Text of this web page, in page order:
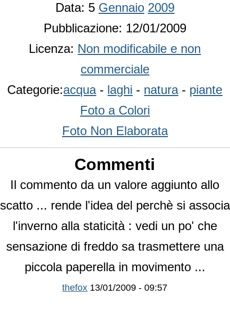
Data: 5 Gennaio 2009
Pubblicazione: 12/01/2009
Licenza: Non modificabile e non
commerciale
Categorie:acqua- laghi - natura- piante
Foto a Colori
Foto Non Elaborata
Commenti
Il commento da un valore aggiunto allo
scatto ... rende l'idea del perchè si associa
l'inverno alla staticità : vedi un po' che
sensazione di freddo sa trasmettere una
piccola paperella in movimento ...
thefox 13/01/2009 - 09:57